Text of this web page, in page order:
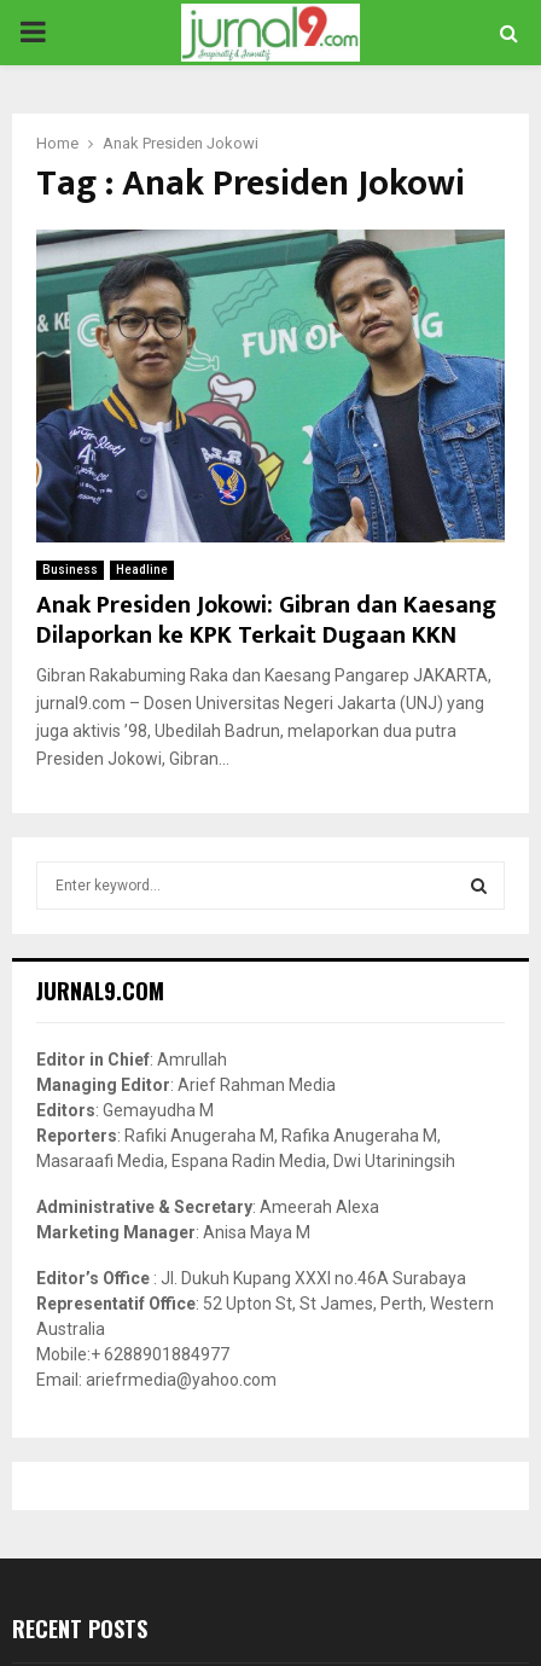
PRIMARY
Home Anak Presiden Jokowi
Tag : Anak Presiden Jokowi
Business Headline
Anak Presiden Jokowi: Gibran dan Kaesang
Dilaporkan ke KPK Terkait Dugaan KKN
Gibran Rakabuming Raka dan Kaesang Pangarep JAKARTA,
jurnal9.com – Dosen Universitas Negeri Jakarta (UNJ) yang
juga aktivis ’98, Ubedilah Badrun, melaporkan dua putra
Presiden Jokowi, Gibran...
h
o
r
:
JURNAL9.COM
Editor in Chief: Amrullah
Managing Editor: Arief Rahman Media
Editors: Gemayudha M
Reporters: Rafiki Anugeraha M, Rafika Anugeraha M,
Masaraafi Media, Espana Radin Media, Dwi Utariningsih
Administrative & Secretary: Ameerah Alexa
Marketing Manager: Anisa Maya M
Editor’s Office : Jl. Dukuh Kupang XXXI no.46A Surabaya
Representatif Office: 52 Upton St, St James, Perth, Western
Australia
Mobile:+ 6288901884977
Email: ariefrmedia@yahoo.com
RECENT POSTS